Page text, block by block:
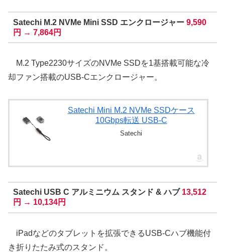
Satechi M.2 NVMe Mini SSD エンクロージャー 9,590
円 → 7,864円
M.2 Type2230サイズのNVMe SSDを1基搭載可能な冷
却ファン搭載のUSB-Cエンクロージャー。
Satechi Mini M.2 NVMe SSDケース
10Gbps転送 USB-C
Satechi
Satechi USB C アルミニウム スタンド & ハブ 13,512
円 → 10,134円
iPadなどのタブレットを拡張できるUSB-Cハブ機能付
き折りたたみ式のスタンド。